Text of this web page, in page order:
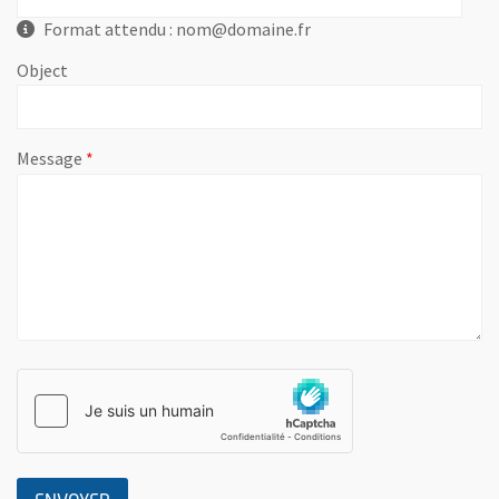
Format attendu : nom@domaine.fr
Object
Message , champ obligatoire